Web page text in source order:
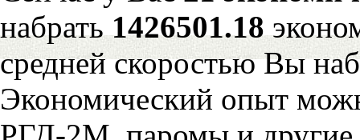
набрать1426501.18
средней скоростью Вы
Экономический опыт